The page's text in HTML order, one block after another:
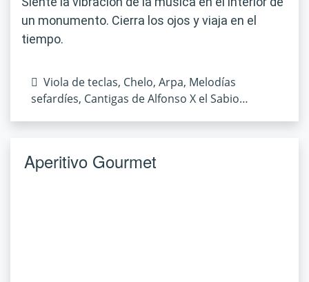
un monumento. Cierra los ojos y viaja en el
tiempo.
Viola de teclas, Chelo, Arpa, Melodías
sefardíes, Cantigas de Alfonso X el Sabio…
Aperitivo Gourmet